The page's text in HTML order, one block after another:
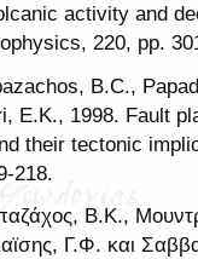
activity and
220, pp.
B.C.,
E.K., 1998. Fault
their tectonic
218.
Β.Κ.,
Γ.Φ. και